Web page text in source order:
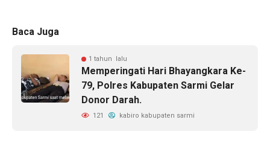
Baca Juga
1 tahun lalu
Memperingati Hari Bhayangkara Ke-
79, Polres Kabupaten Sarmi Gelar
Donor Darah.
121 kabiro kabupaten sarmi